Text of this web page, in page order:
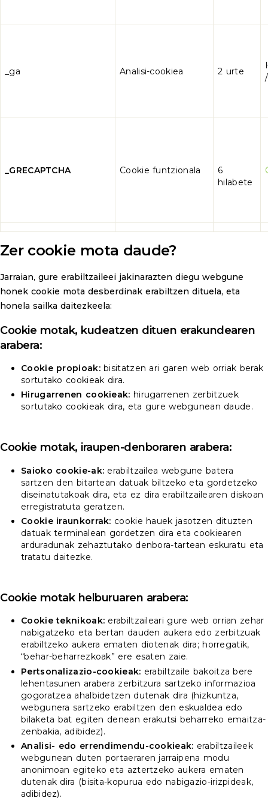
_ga Analisi-cookiea 2 urte
_GRECAPTCHA Cookie funtzionala
6
hilabete
Zer cookie mota daude?
Jarraian, gure erabiltzaileei jakinarazten diegu webgune
honek cookie mota desberdinak erabiltzen dituela, eta
honela sailka daitezkeela:
Cookie motak, kudeatzen dituen erakundearen
arabera:
Cookie propioak:bisitatzen ari garen web orriak berak
sortutako cookieak dira.
Hirugarrenen cookieak: hirugarrenen zerbitzuek
sortutako cookieak dira, eta gure webgunean daude.
Cookie motak, iraupen-denboraren arabera:
Saioko cookie-ak: erabiltzailea webgune batera
sartzen den bitartean datuak biltzeko eta gordetzeko
diseinatutakoak dira, eta ez dira erabiltzailearen diskoan
erregistratuta geratzen.
Cookie iraunkorrak: cookie hauek jasotzen dituzten
datuak terminalean gordetzen dira eta cookiearen
arduradunak zehaztutako denbora-tartean eskuratu eta
tratatu daitezke.
Cookie motak helburuaren arabera:
Cookie teknikoak: erabiltzaileari gure web orrian zehar
nabigatzeko eta bertan dauden aukera edo zerbitzuak
erabiltzeko aukera ematen diotenak dira; horregatik,
“behar-beharrezkoak” ere esaten zaie.
Pertsonalizazio-cookieak: erabiltzaile bakoitza bere
lehentasunen arabera zerbitzura sartzeko informazioa
gogoratzea ahalbidetzen dutenak dira (hizkuntza,
webgunera sartzeko erabiltzen den eskualdea edo
bilaketa bat egiten denean erakutsi beharreko emaitza-
zenbakia, adibidez).
Analisi- edo errendimendu-cookieak: erabiltzaileek
webgunean duten portaeraren jarraipena modu
anonimoan egiteko eta aztertzeko aukera ematen
dutenak dira (bisita-kopurua edo nabigazio-irizpideak,
adibidez).